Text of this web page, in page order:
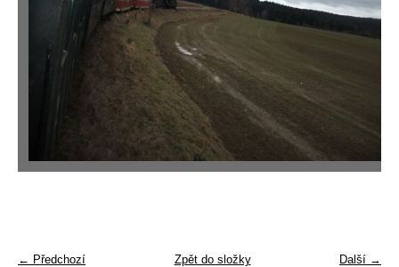
← Předchozí Další →
Zpět do složky